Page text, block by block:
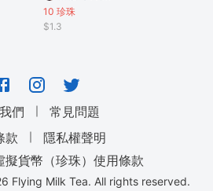
10 珍珠
$1.3
們 ｜
常見問題
款
｜
隱私權聲明
擬貨幣（珍珠）使用條款
Flying Milk Tea. All rights reserved.